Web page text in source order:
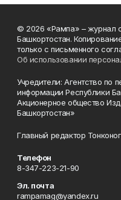
© 2026 «Рампа» – журнал
Башкортостан.
только с письменного
Об использовании
Учредители: Агентство по
информации Республики
Акционерное общество
Башкортостан»
Главный редактор
Телефон
8-347-223-21-90
Эл. почта
rampamag@yandex.ru